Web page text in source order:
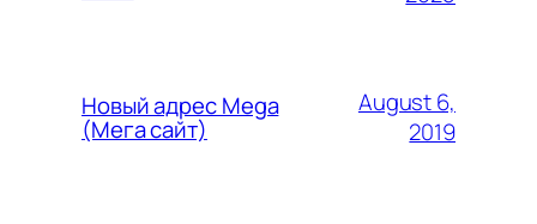
Новый адрес Mega
(Мега сайт)
August 6,
2019